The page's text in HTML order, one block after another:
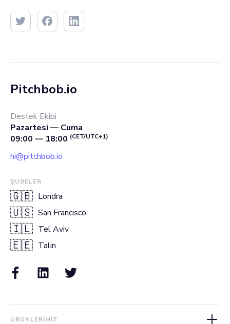
Pitchbob.io
Destek Ekibi
Pazartesi — Cuma
09:00 — 18:00 (CET/UTC+1)
hi@pitchbob.io
ŞUBELER
🇬🇧 Londra
🇺🇸 San Francisco
🇮🇱 Tel Aviv
🇪🇪 Talin
ÜRÜNLERIMIZ